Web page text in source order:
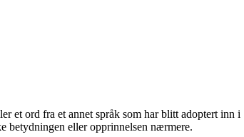
et ord fra et annet språk som har blitt adoptert inn i
betydningen eller opprinnelsen nærmere.